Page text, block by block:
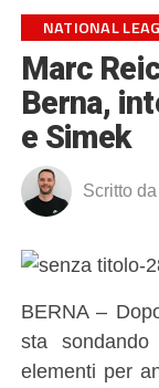
NATIONAL
Marc
Berna,
e Simek
Scritto da
BERNA –
sta
elementi per